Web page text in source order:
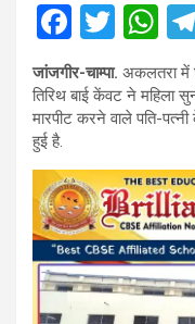
F
a
ce
b
o
o
k
T
wi
tt
er
W
h
at
s
A
p
p
जांजगीर-चाम्पा. अकलतरा में
तिरिथ बाई केंवट ने महिला
मारपीट करने वाले पति-
हुई है.